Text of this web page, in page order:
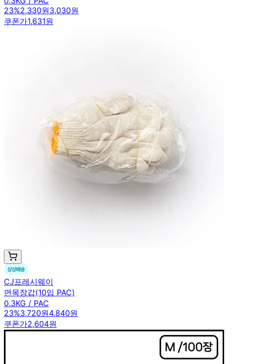
23%2,330원3,030원
쿠폰가1,631원
CJ프레시웨이
면목장갑(10입 PAC)
0.3KG / PAC
23%3,720원4,840원
쿠폰가2,604원